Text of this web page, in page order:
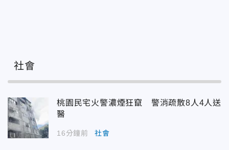
社會
桃園民宅火警濃煙狂竄 警消疏散8人4人送
醫
16分鐘前 社會